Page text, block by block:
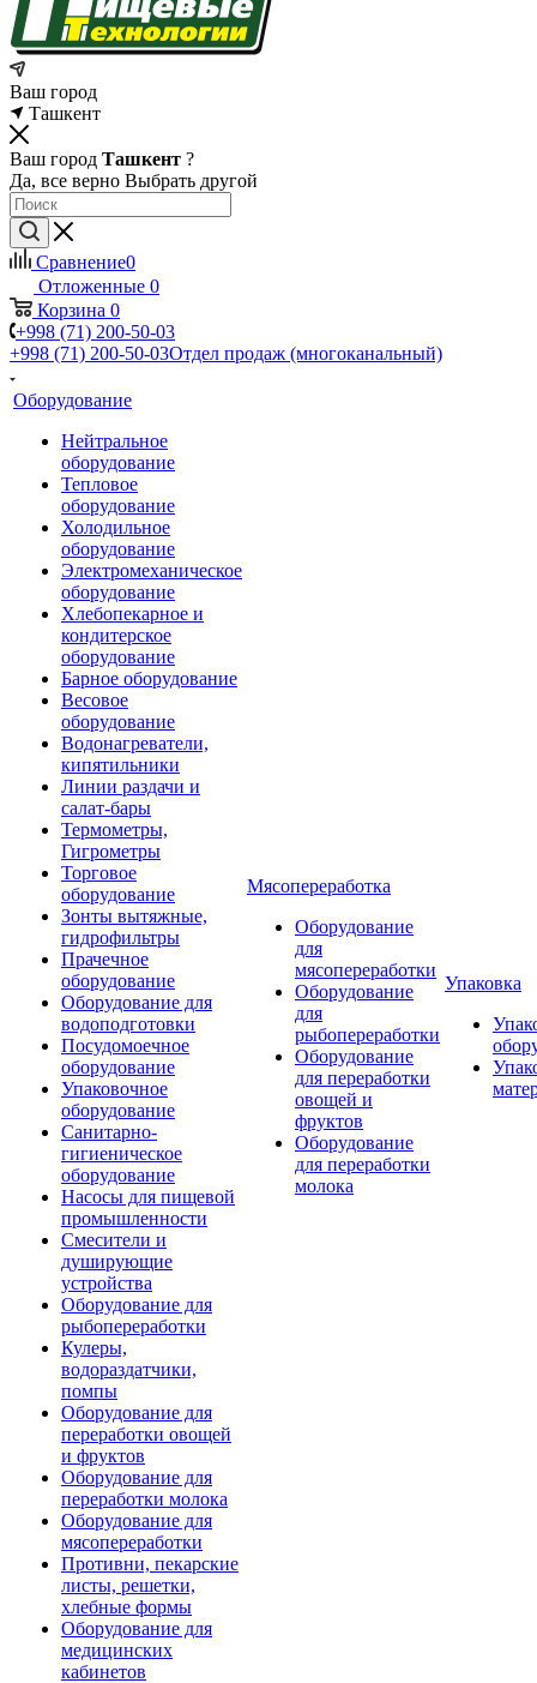
Ваш город
Ташкент
Ваш город Ташкент ?
Да, все верно Выбрать другой
Сравнение0
Отложенные 0
Корзина 0
+998 (71) 200-50-03
+998 (71) 200-50-03Отдел продаж (многоканальный)
Оборудование
Нейтральное
оборудование
Тепловое
оборудование
Холодильное
оборудование
Электромеханическое
оборудование
Хлебопекарное и
кондитерское
оборудование
Барное оборудование
Весовое
оборудование
Водонагреватели,
кипятильники
Линии раздачи и
салат-бары
Термометры,
Гигрометры
Торговое
оборудование
Зонты вытяжные,
гидрофильтры
Прачечное
оборудование
Оборудование для
водоподготовки
Посудомоечное
оборудование
Упаковочное
оборудование
Санитарно-
гигиеническое
оборудование
Насосы для пищевой
промышленности
Смесители и
душирующие
устройства
Оборудование для
рыбопереработки
Кулеры,
водораздатчики,
помпы
Оборудование для
переработки овощей
и фруктов
Оборудование для
переработки молока
Оборудование для
мясопереработки
Противни, пекарские
листы, решетки,
хлебные формы
Оборудование для
медицинских
кабинетов
Мясопереработка
Оборудование
для
мясопереработки
Оборудование
для
рыбопереработки
Оборудование
для переработки
овощей и
фруктов
Оборудование
для переработки
молока
Упаковка